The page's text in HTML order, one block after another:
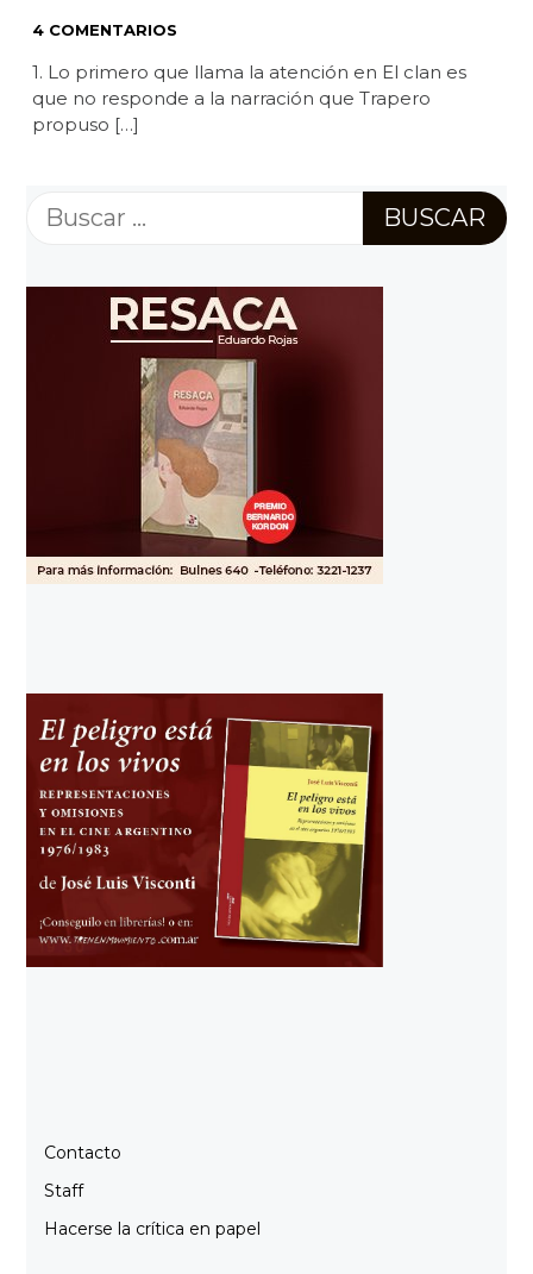
4 COMENTARIOS
1. Lo primero que llama la atención en El clan es
que no responde a la narración que Trapero
propuso […]
Buscar:
Contacto
Staff
Hacerse la crítica en papel